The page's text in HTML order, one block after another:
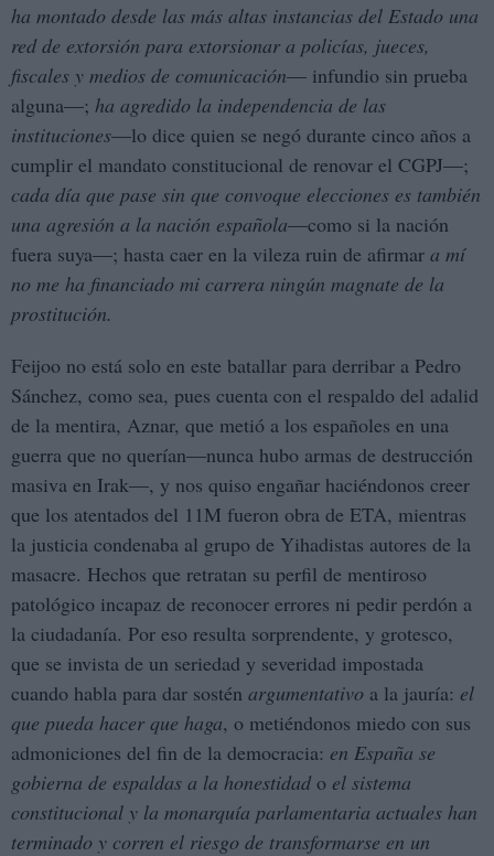
ha montado desde las más altas instancias del Estado una
red de extorsión para extorsionar a policías, jueces,
fiscales y medios de comunicación— infundio sin prueba
alguna—; ha agredido la independencia de las
instituciones—lo dice quien se negó durante cinco años a
cumplir el mandato constitucional de renovar el CGPJ—;
cada día que pase sin que convoque elecciones es también
una agresión a la nación española—como si la nación
fuera suya—; hasta caer en la vileza ruin de afirmar a mí
no me ha financiado mi carrera ningún magnate de la
prostitución.
Feijoo no está solo en este batallar para derribar a Pedro
Sánchez, como sea, pues cuenta con el respaldo del adalid
de la mentira, Aznar, que metió a los españoles en una
guerra que no querían—nunca hubo armas de destrucción
masiva en Irak—, y nos quiso engañar haciéndonos creer
que los atentados del 11M fueron obra de ETA, mientras
la justicia condenaba al grupo de Yihadistas autores de la
masacre. Hechos que retratan su perfil de mentiroso
patológico incapaz de reconocer errores ni pedir perdón a
la ciudadanía. Por eso resulta sorprendente, y grotesco,
que se invista de un seriedad y severidad impostada
cuando habla para dar sostén argumentativo a la jauría: el
que pueda hacer que haga, o metiéndonos miedo con sus
admoniciones del fin de la democracia: en España se
gobierna de espaldas a la honestidad o el sistema
constitucional y la monarquía parlamentaria actuales han
terminado y corren el riesgo de transformarse en un